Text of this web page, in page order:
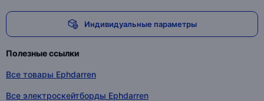
Индивидуальные параметры
Полезные ссылки
Все товары Ephdarren
Все электроскейтборды Ephdarren